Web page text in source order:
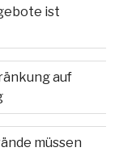
ist
auf
müssen